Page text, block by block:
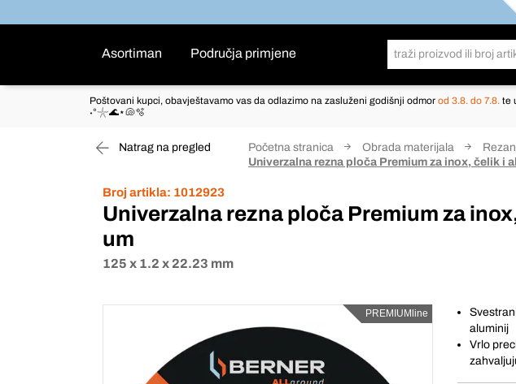
Asortiman Područja primjene
Poštovani kupci, obavještavamo vas da odlazimo na zasluženi godišnji odmor od 3.8. do 7.8. te
˖°𓇼🌊⋆🐚🫧
Natrag na pregled Početna stranica Obrada materijala
Univerzalna rezna ploča Premium za inox, čelik i
Broj artikla: 1012923
Univerzalna rezna ploča Premium za
um
125 x 1.2 x 22.23 mm
PREMIUMline
aluminij
Vrlo